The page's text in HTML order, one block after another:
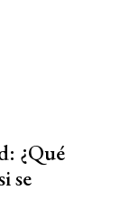
¿Qué
se